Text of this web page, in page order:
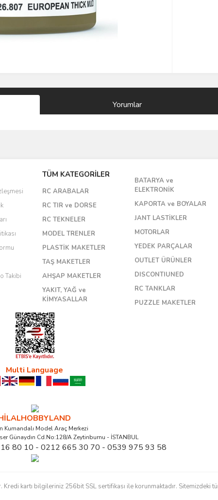
Yorumlar
Yorum Yaz
Takibi
TÜM KATEGORİLER
RC ARABALAR
RC TIR ve DORSE
RC TEKNELER
MODEL TRENLER
PLASTİK MAKETLER
TAŞ MAKETLER
AHŞAP MAKETLER
YAKIT, YAĞ ve
KİMYASALLAR
BATARYA ve
ELEKTRONİK
KAPORTA ve BOYALAR
JANT LASTİKLER
MOTORLAR
YEDEK PARÇALAR
OUTLET ÜRÜNLER
DISCONTIUNED
RC TANKLAR
PUZZLE MAKETLER
Multi Language
Kumandalı Model Araç Merkezi
Günaydın Cd.No:128/A Zeytinburnu - İSTANBUL
80 10 - 0212 665 30 70 - 0539 975 93 58
kartı bilgileriniz 256bit SSL sertifikası ile korunmaktadır. Sitemizdeki